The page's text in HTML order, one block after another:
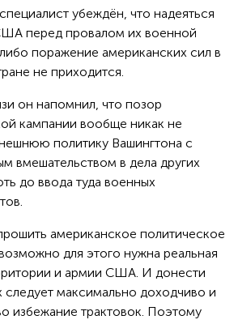
убеждён, что надеяться
перед провалом их военной
поражение американских сил в
не приходится.
он напомнил, что позор
кампании вообще никак не
политику Вашингтона с
вмешательством в дела других
до ввода туда военных
американское политическое
для этого нужна реальная
и армии США. И донести
следует максимально доходчиво и
избежание трактовок. Поэтому